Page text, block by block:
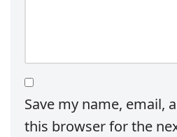
Save my name, email,
this browser for the